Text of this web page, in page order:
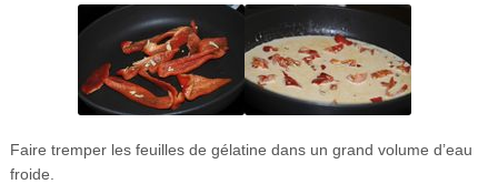
Faire tremper les feuilles de gélatine dans un grand volume d’eau
froide.